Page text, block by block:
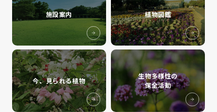
施設案内 植物図鑑
今、見られる植物
生物多様性の
保全活動